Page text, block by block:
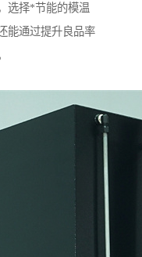
选择*节能的模温
能通过提升良品率